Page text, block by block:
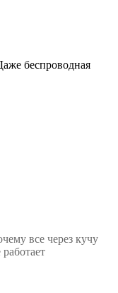
беспроводная
все через кучу